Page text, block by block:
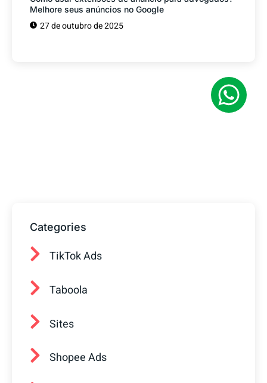
Melhore seus anúncios no Google
27 de outubro de 2025
Categories
TikTok Ads
Taboola
Sites
Shopee Ads